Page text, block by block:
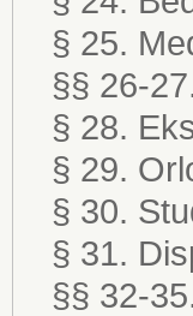
§ 25.
§§ 26-
§ 28.
§ 29.
§ 30.
§ 31.
§§ 32-